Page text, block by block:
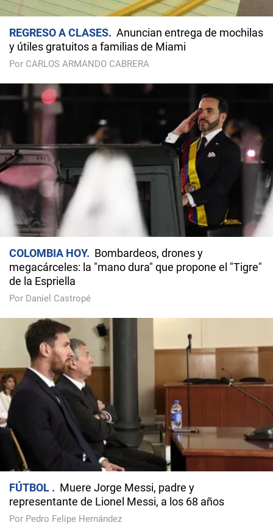
REGRESO A CLASES
Anuncian entrega de mochilas
y útiles gratuitos a familias de Miami
Por CARLOS ARMANDO CABRERA
COLOMBIA HOY
Bombardeos, drones y
megacárceles: la "mano dura" que propone el "Tigre"
de la Espriella
Por Daniel Castropé
FÚTBOL
Muere Jorge Messi, padre y
representante de Lionel Messi, a los 68 años
Por Pedro Felipe Hernández